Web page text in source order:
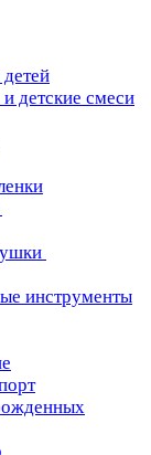
детские смеси
инструменты